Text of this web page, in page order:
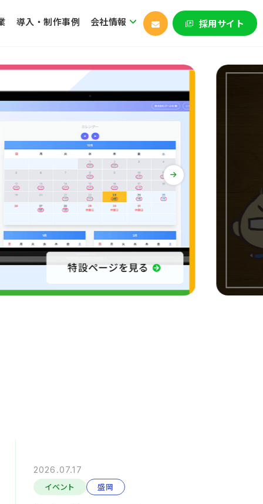
導入・制作事例 会社情報 採用サイト
2026.07.17
イベント
盛岡